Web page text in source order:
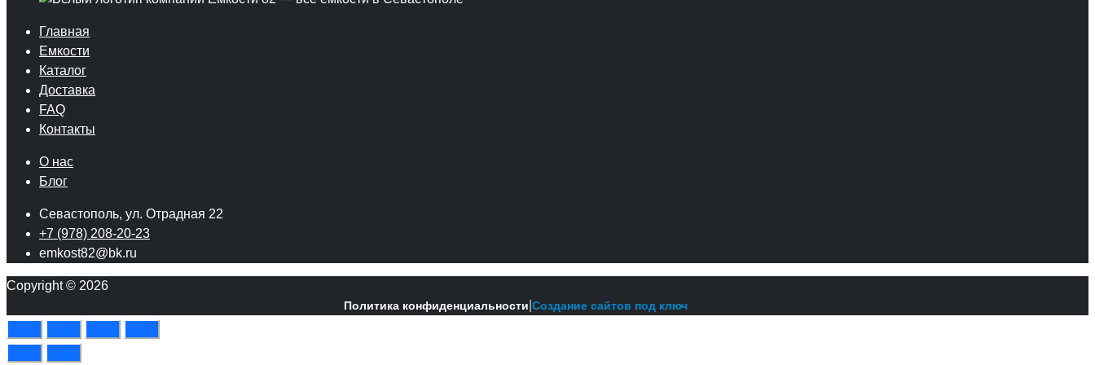
Главная
Емкости
Каталог
Доставка
FAQ
Контакты
О нас
Блог
Севастополь, ул. Отрадная 22
+7 (978) 208-20-23
emkost82@bk.ru
Copyright © 2026
Политика конфиденциальности Создание сайтов под ключ